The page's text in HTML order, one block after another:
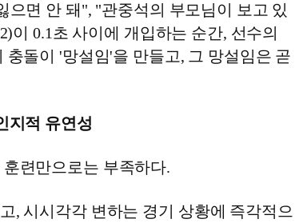
으면 안 돼", "관중석의 부모님이 보고 있
이 0.1초 사이에 개입하는 순간, 선수의
돌이 '망설임'을 만들고, 그 망설임은 곧
지적 유연성
련만으로는 부족하다.
, 시시각각 변하는 경기 상황에 즉각적으